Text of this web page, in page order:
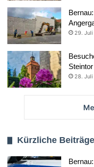
29.
28.
Kürzliche Beiträge